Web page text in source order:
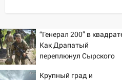
случайно задушил
приговор
11:38
полностью
“Генерал 200” в
Как Драпатый
переплюнул Сырского
Крупный град и